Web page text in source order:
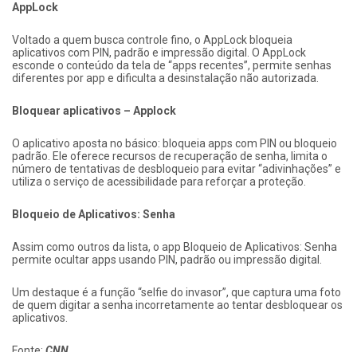
AppLock
Voltado a quem busca controle fino, o AppLock bloqueia
aplicativos com PIN, padrão e impressão digital. O AppLock
esconde o conteúdo da tela de “apps recentes”, permite senhas
diferentes por app e dificulta a desinstalação não autorizada.
Bloquear aplicativos – Applock
O aplicativo aposta no básico: bloqueia apps com PIN ou bloqueio
padrão. Ele oferece recursos de recuperação de senha, limita o
número de tentativas de desbloqueio para evitar “adivinhações” e
utiliza o serviço de acessibilidade para reforçar a proteção.
Bloqueio de Aplicativos: Senha
Assim como outros da lista, o app Bloqueio de Aplicativos: Senha
permite ocultar apps usando PIN, padrão ou impressão digital.
Um destaque é a função “selfie do invasor”, que captura uma foto
de quem digitar a senha incorretamente ao tentar desbloquear os
aplicativos.